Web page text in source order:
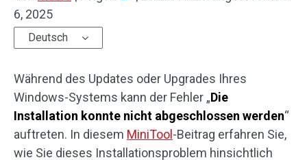
6, 2025
Deutsch
Während des Updates oder Upgrades Ihres
Windows-Systems kann der Fehler „Die
Installation konnte nicht abgeschlossen werden“
auftreten. In diesem MiniTool -Beitrag erfahren Sie,
wie Sie dieses Installationsproblem hinsichtlich